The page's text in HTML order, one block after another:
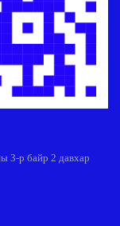
3-р байр 2 давхар